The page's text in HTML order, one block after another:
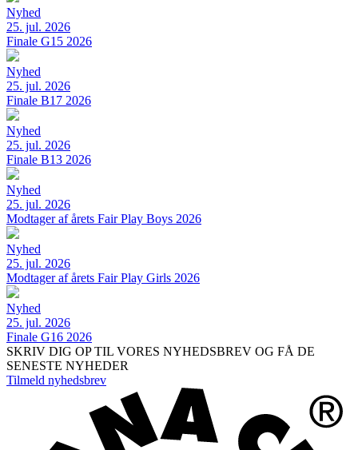
Nyhed
25. jul. 2026
Finale G15 2026
Nyhed
25. jul. 2026
Finale B17 2026
Nyhed
25. jul. 2026
Finale B13 2026
Nyhed
25. jul. 2026
Modtager af årets Fair Play Boys 2026
Nyhed
25. jul. 2026
Modtager af årets Fair Play Girls 2026
Nyhed
25. jul. 2026
Finale G16 2026
SKRIV DIG OP TIL VORES NYHEDSBREV OG FÅ DE
SENESTE NYHEDER
Tilmeld nyhedsbrev